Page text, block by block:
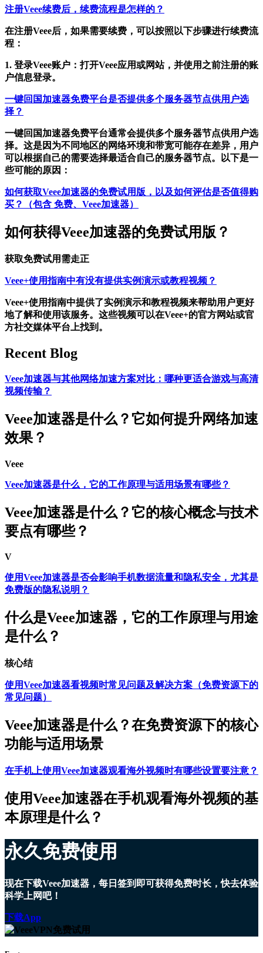
注册Veee续费后，续费流程是怎样的？
在注册Veee后，如果需要续费，可以按照以下步骤进行续费流
程：
1. 登录Veee账户：打开Veee应用或网站，并使用之前注册的账
户信息登录。
一键回国加速器免费平台是否提供多个服务器节点供用户选
择？
一键回国加速器免费平台通常会提供多个服务器节点供用户选
择。这是因为不同地区的网络环境和带宽可能存在差异，用户
可以根据自己的需要选择最适合自己的服务器节点。以下是一
些可能的原因：
如何获取Veee加速器的免费试用版，以及如何评估是否值得购
买？（包含 免费、Veee加速器）
如何获得Veee加速器的免费试用版？
获取免费试用需走正
Veee+使用指南中有没有提供实例演示或教程视频？
Veee+使用指南中提供了实例演示和教程视频来帮助用户更好
地了解和使用该服务。这些视频可以在Veee+的官方网站或官
方社交媒体平台上找到。
Recent Blog
Veee加速器与其他网络加速方案对比：哪种更适合游戏与高清
视频传输？
Veee加速器是什么？它如何提升网络加速
效果？
Veee
Veee加速器是什么，它的工作原理与适用场景有哪些？
Veee加速器是什么？它的核心概念与技术
要点有哪些？
V
使用Veee加速器是否会影响手机数据流量和隐私安全，尤其是
免费版的隐私说明？
什么是Veee加速器，它的工作原理与用途
是什么？
核心结
使用Veee加速器看视频时常见问题及解决方案（免费资源下的
常见问题）
Veee加速器是什么？在免费资源下的核心
功能与适用场景
在手机上使用Veee加速器观看海外视频时有哪些设置要注意？
使用Veee加速器在手机观看海外视频的基
本原理是什么？
永久免费使用
现在下载Veee加速器，每日签到即可获得免费时长，快去体验
科学上网吧！
下载App